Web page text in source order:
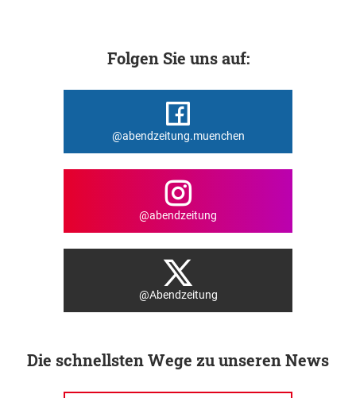
Folgen Sie uns auf:
@abendzeitung.muenchen
@abendzeitung
@Abendzeitung
Die schnellsten Wege zu unseren News